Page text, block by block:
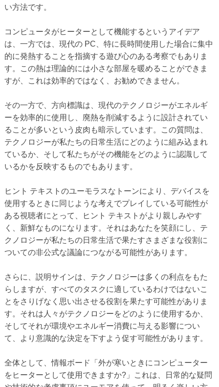
い方法です。
コンピュータがヒーターとして機能するというアイデア
は、一方では、現代の PC、特に長時間使用した場合に集中
的に発熱することを指摘する遊び心のある考察でもありま
す。この熱は理論的には小さな部屋を暖めることができま
すが、これは効率的ではなく、お勧めできません。
その一方で、方向標識は、現代のテクノロジーがエネルギ
ーを効率的に使用し、廃熱を削減するように設計されてい
ることが多いという皮肉も暗示しています。この質問は、
テクノロジーが私たちの日常生活にどのように組み込まれ
ているか、そして私たちがその機能をどのように認識して
いるかを反映するものでもあります。
ヒント テキストのユーモラスなトーンにより、デバイスを
使用するときに同じような考えでプレイしている可能性が
ある視聴者にとって、ヒント テキストがより親しみやす
く、新鮮なものになります。それはあなたを笑顔にし、テ
クノロジーが私たちの日常生活で果たすさまざまな役割に
ついての非公式な議論につながる可能性があります。
さらに、説明サインは、テクノロジーは多くの利点をもた
らしますが、すべてのタスクに適しているわけではないこ
とをさりげなく思い出させる役割を果たす可能性がありま
す。それは人々がテクノロジーをどのように使用するか、
そしてそれが環境やエネルギー消費に与える影響につい
て、より意識的な決定を下すよう促す可能性があります。
全体として、情報ボード「外が寒いときにコンピューター
をヒーターとして使用できますか?」これは、日常的な疑問